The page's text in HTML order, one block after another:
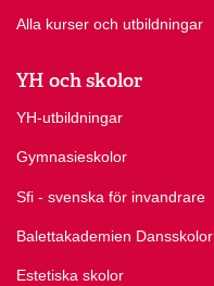
Alla kurser och utbildningar
YH och skolor
YH-utbildningar
Gymnasieskolor
Sfi - svenska för invandrare
Balettakademien Dansskolor
Estetiska skolor